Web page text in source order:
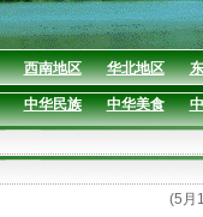
西南地区 华北地区
中华民族 中华美食
(5月